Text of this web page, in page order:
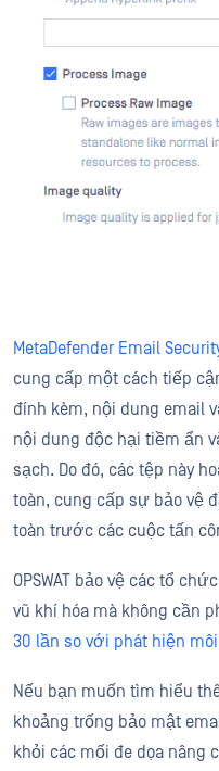
MetaDefender Email
cung cấp một cách tiếp
đính kèm, nội dung email
nội dung độc hại tiềm ẩn
sạch. Do đó, các tệp này
toàn, cung cấp sự bảo vệ
toàn trước các cuộc tấn
OPSWAT bảo vệ các tổ
vũ khí hóa mà không cần
30 lần so với phát hiện
Nếu bạn muốn tìm hiểu
khoảng trống bảo mật
khỏi các mối đe dọa nâng